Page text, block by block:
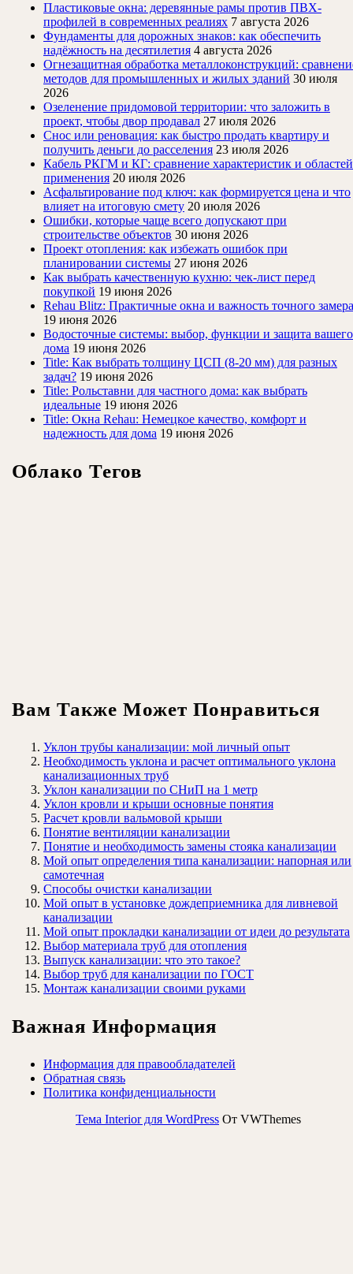
Пластиковые окна: деревянные рамы против ПВХ-
профилей в современных реалиях 7 августа 2026
Фундаменты для дорожных знаков: как обеспечить
надёжность на десятилетия 4 августа 2026
Огнезащитная обработка металлоконструкций:
методов для промышленных и жилых зданий 30 июля
2026
Озеленение придомовой территории: что заложить в
проект, чтобы двор продавал 27 июля 2026
Снос или реновация: как быстро продать квартиру и
получить деньги до расселения 23 июля 2026
Кабель РКГМ и КГ: сравнение характеристик и областей
применения 20 июля 2026
Асфальтирование под ключ: как формируется цена и что
влияет на итоговую смету 20 июля 2026
Ошибки, которые чаще всего допускают при
строительстве объектов 30 июня 2026
Проект отопления: как избежать ошибок при
планировании системы 27 июня 2026
Как выбрать качественную кухню: чек-лист перед
покупкой 19 июня 2026
Rehau Blitz: Практичные окна и важность точного замера
19 июня 2026
Водосточные системы: выбор, функции и защита вашего
дома 19 июня 2026
Title: Как выбрать толщину ЦСП (8-20 мм) для разных
задач? 19 июня 2026
Title: Рольставни для частного дома: как выбрать
идеальные 19 июня 2026
Title: Окна Rehau: Немецкое качество, комфорт и
надежность для дома 19 июня 2026
Облако Тегов
Вам Также Может Понравиться
Уклон трубы канализации: мой личный опыт
Необходимость уклона и расчет оптимального уклона
канализационных труб
Уклон канализации по СНиП на 1 метр
Уклон кровли и крыши основные понятия
Расчет кровли вальмовой крыши
Понятие вентиляции канализации
Понятие и необходимость замены стояка канализации
Мой опыт определения типа канализации: напорная или
самотечная
Способы очистки канализации
Мой опыт в установке дождеприемника для ливневой
канализации
Мой опыт прокладки канализации от идеи до результата
Выбор материала труб для отопления
Выпуск канализации: что это такое?
Выбор труб для канализации по ГОСТ
Монтаж канализации своими руками
Важная Информация
Информация для правообладателей
Обратная связь
Политика конфиденциальности
Тема Interior для WordPress От VWThemes